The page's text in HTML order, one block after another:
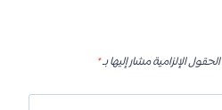
الحقول الإلزامية مشار إليها بـ*